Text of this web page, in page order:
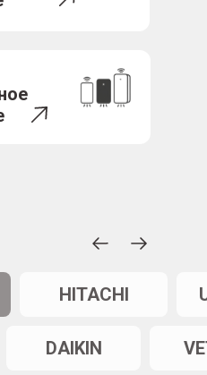
HITACHI
DAIKIN